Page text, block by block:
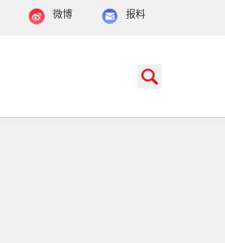
报料
微博